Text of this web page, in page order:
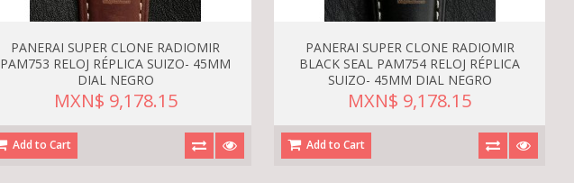
PANERAI SUPER CLONE RADIOMIR
PAM753 RELOJ RÉPLICA SUIZO- 45MM
DIAL NEGRO
MXN$ 9,178.15
Add to Cart
PANERAI SUPER CLONE RADIOMIR
BLACK SEAL PAM754 RELOJ RÉPLICA
SUIZO- 45MM DIAL NEGRO
MXN$ 9,178.15
Add to Cart